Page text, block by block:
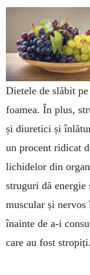
Dietele de slăbit
foamea. În plus,
și diuretici și
un pro­cent ridicat
lichidelor din
struguri dă
muscular și
înainte de a-i
care au fost stro­piți.